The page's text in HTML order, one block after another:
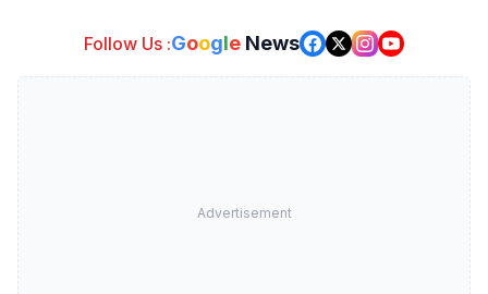
Follow Us :Google News
Advertisement